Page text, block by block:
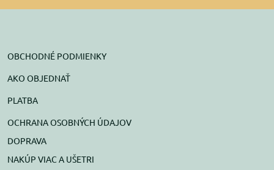
OBCHODNÉ PODMIENKY
AKO OBJEDNAŤ
PLATBA
OCHRANA OSOBNÝCH ÚDAJOV
DOPRAVA
NAKÚP VIAC A UŠETRI